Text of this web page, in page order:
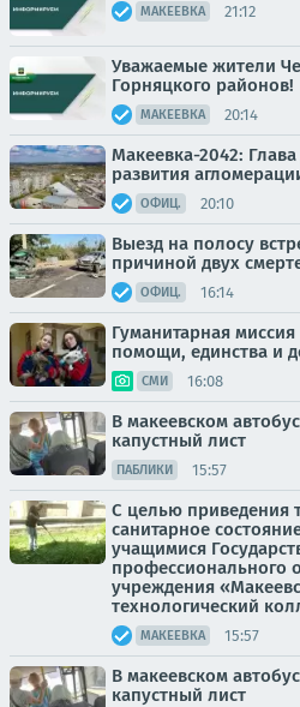
МАКЕЕВКА 21:12
Уважаемые жители
Горняцкого районов!
МАКЕЕВКА 20:14
Макеевка-2042:
развития
ОФИЦ. 20:10
Выезд на полосу
причиной двух
ОФИЦ. 16:14
Гуманитарная
помощи, единства и
СМИ 16:08
В макеевском
капустный лист
ПАБЛИКИ 15:57
С целью приведения
санитарное
учащимися
профессионального
учреждения
технологический
МАКЕЕВКА 15:57
В макеевском
капустный лист